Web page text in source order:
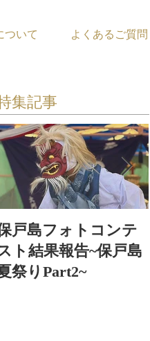
ついて よくあるご質問
集記事
戸島フォトコンテ
ト結果報告~保戸島
祭りPart2~